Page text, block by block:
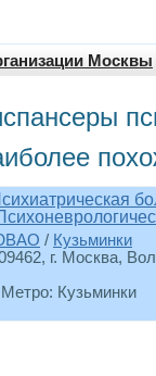
Москвы
/ Кузьминки
г. Москва,
Метро: Кузьминки